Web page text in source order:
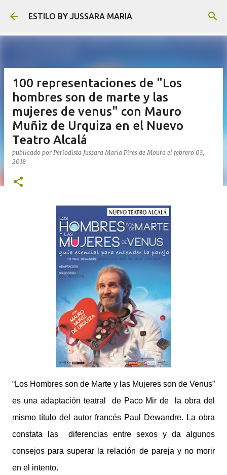
Ir al contenido principal
ESTILO BY JUSSARA MARIA
100 representaciones de "Los
hombres son de marte y las
mujeres de venus" con Mauro
Muñiz de Urquiza en el Nuevo
Teatro Alcalá
publicado por Periodista Jussara Maria Pires de Moura el febrero 03,
2018
“Los Hombres son de Marte y las Mujeres son de Venus”
es una adaptación teatral de Paco Mir de la obra del
mismo título del autor francés Paul Dewandre. La obra
constata las diferencias entre sexos y da algunos
consejos para superar la relación de pareja y no morir
en el intento.